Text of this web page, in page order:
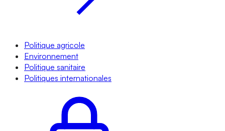
Politique agricole
Environnement
Politique sanitaire
Politiques internationales